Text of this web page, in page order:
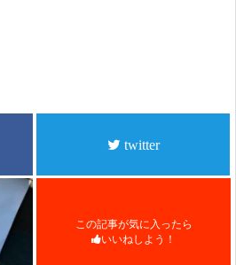
twitter
この記事が気に入ったら
いいねしよう！